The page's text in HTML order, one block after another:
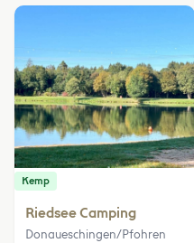
Kemp
Riedsee Camping
Donaueschingen/Pfohren